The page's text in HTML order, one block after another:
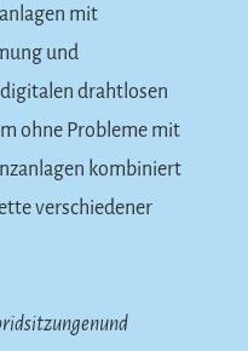
mit
und
drahtlosen
ohne Probleme mit
kombiniert
verschiedener